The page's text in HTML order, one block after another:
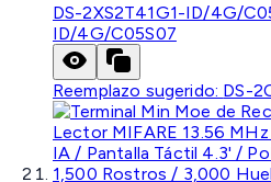
DS-2XS2T41G1-ID/4G/
ID/4G/C05S07
Reemplazo sugerido: DS-